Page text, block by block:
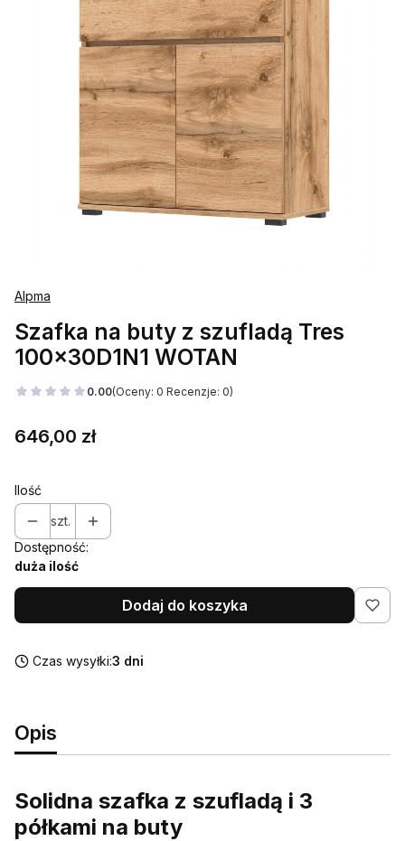
Alpma
Szafka na buty z szufladą Tres
100x30D1N1 WOTAN
0.00(Oceny: 0 Recenzje: 0)
Cena
646,00 zł
Ilość
szt.
Dostępność:
duża ilość
Dodaj do koszyka
Czas wysyłki:3 dni
Opis
Solidna szafka z szufladą i 3
półkami na buty